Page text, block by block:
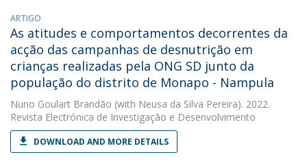
ARTIGO
As atitudes e comportamentos decorrentes da
acção das campanhas de desnutrição em
crianças realizadas pela ONG SD junto da
população do distrito de Monapo - Nampula
Nuno Goulart Brandão (with Neusa da Silva Pereira). 2022.
Revista Electrónica de Investigação e Desenvolvimento
DOWNLOAD AND MORE DETAILS